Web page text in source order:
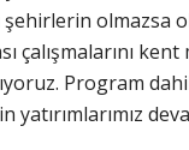
olmazsa
çalışmalarını
Program
yatırımlarımız